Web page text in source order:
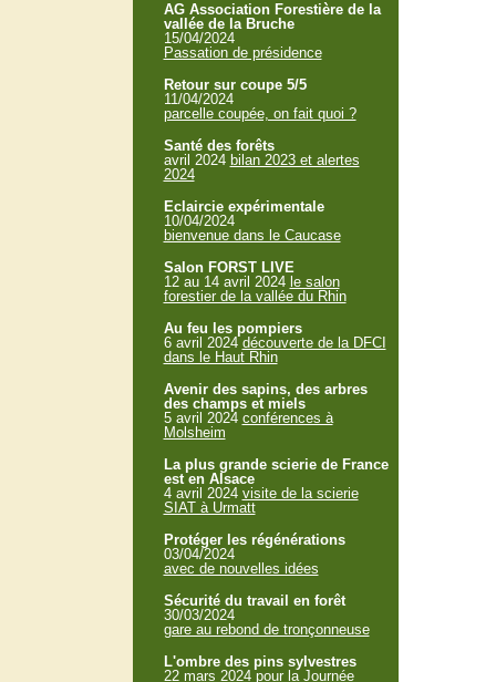
AG Association Forestière de la
vallée de la Bruche
15/04/2024
Passation de présidence
Retour sur coupe 5/5
11/04/2024
parcelle coupée, on fait quoi ?
Santé des forêts
avril 2024 bilan 2023 et alertes
2024
Eclaircie expérimentale
10/04/2024
bienvenue dans le Caucase
Salon FORST LIVE
12 au 14 avril 2024 le salon
forestier de la vallée du Rhin
Au feu les pompiers
6 avril 2024 découverte de la DFCI
dans le Haut Rhin
Avenir des sapins, des arbres
des champs et miels
5 avril 2024 conférences à
Molsheim
La plus grande scierie de France
est en Alsace
4 avril 2024 visite de la scierie
SIAT à Urmatt
Protéger les régénérations
03/04/2024
avec de nouvelles idées
Sécurité du travail en forêt
30/03/2024
gare au rebond de tronçonneuse
L'ombre des pins sylvestres
22 mars 2024 pour la Journée